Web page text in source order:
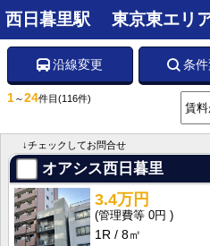
西日暮里駅 東京東エリ
沿線変更 条
1～24件目 (116件)
↓チェックしてお問合せ
オアシス西日暮里
3.4万円
0円
1R
8㎡